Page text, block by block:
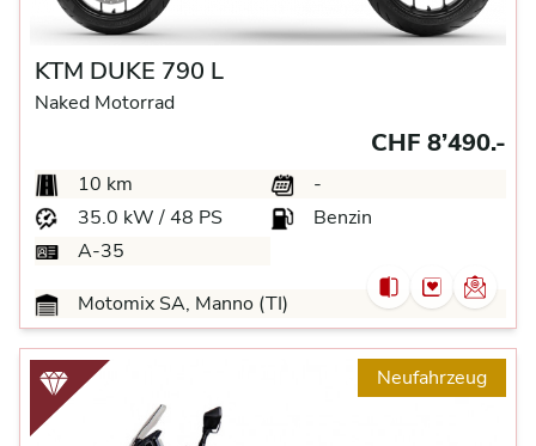
KTM DUKE 790 L
Naked Motorrad
CHF 8’490.-
10 km
-
35.0 kW / 48 PS
Benzin
A-35
Motomix SA, Manno (TI)
Neufahrzeug